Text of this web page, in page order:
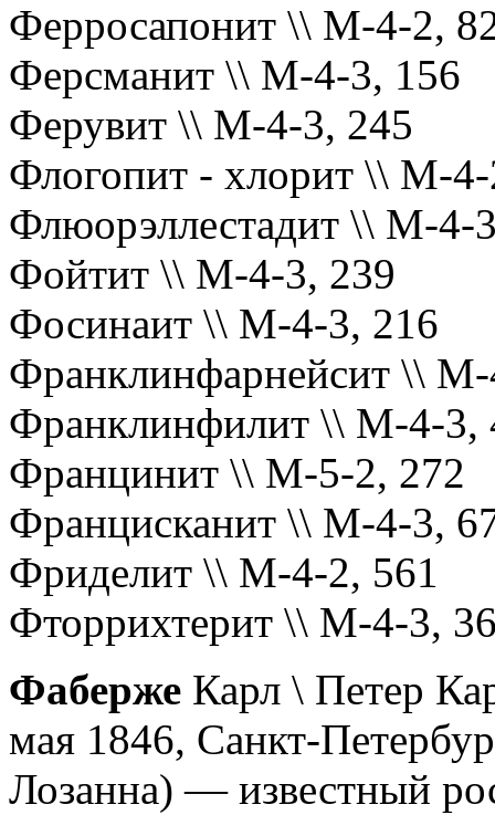
Ферросапонит \\ М-4-2,
Ферсманит \\ М-4-3, 156
Ферувит \\ М-4-3, 245
Флогопит - хлорит \\ М-
Флюорэллестадит \\ М-4-
Фойтит \\ М-4-3, 239
Фосинаит \\ М-4-3, 216
Франклинфарнейсит \\
Франклинфилит \\ М-4-3,
Францинит \\ М-5-2, 272
Францисканит \\ М-4-3,
Фриделит \\ М-4-2, 561
Фторрихтерит \\ М-4-3,
Фаберже Карл \ Петер
мая 1846, Санкт-
Лозанна) — известный